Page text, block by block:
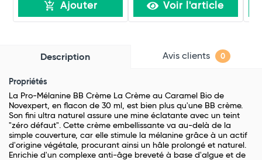
Ajouter Voir l'article
Description Avis clients 0
Propriétés
La Pro-Mélanine BB Crème La Crème au Caramel Bio de
Novexpert, en flacon de 30 ml, est bien plus qu'une BB crème.
Son fini ultra naturel assure une mine éclatante avec un teint
"zéro défaut". Cette crème embellissante va au-delà de la
simple couverture, car elle stimule la mélanine grâce à un actif
d'origine végétale, procurant ainsi un hâle prolongé et naturel.
Enrichie d'un complexe anti-âge breveté à base d'algue et de